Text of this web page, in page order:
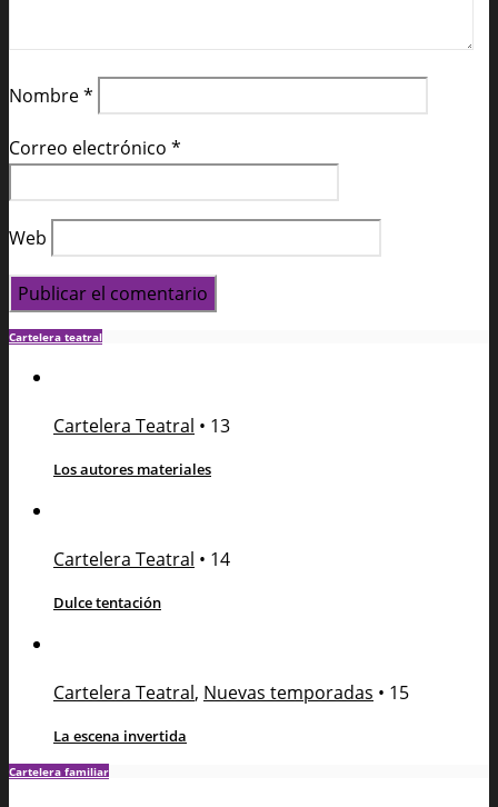
Nombre*
Correo electrónico *
Web
Cartelera teatral
Cartelera Teatral • 13
Los autores materiales
Cartelera Teatral • 14
Dulce tentación
Cartelera Teatral, Nuevas temporadas • 15
La escena invertida
Cartelera familiar